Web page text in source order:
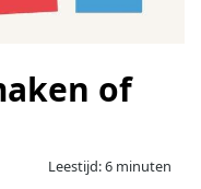
of
Leestijd: 6 minuten